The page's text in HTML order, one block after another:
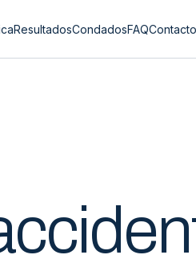
ResultadosCondadosFAQContacto